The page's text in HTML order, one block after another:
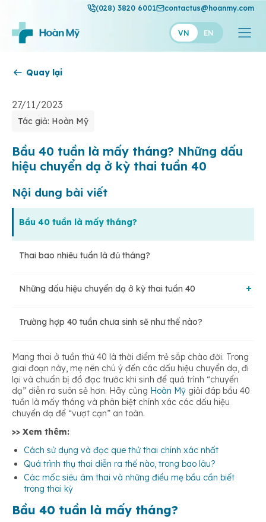
(028) 3820 6001 contactus@hoanmy.com
VN EN
Thuận Mỹ
Quay lại
27/11/2023
Tác giả: Hoàn Mỹ
Bầu 40 tuần là mấy tháng? Những dấu
hiệu chuyển dạ ở kỳ thai tuần 40
Nội dung bài viết
Bầu 40 tuần là mấy tháng?
Thai bao nhiêu tuần là đủ tháng?
Những dấu hiệu chuyển dạ ở kỳ thai tuần 40
Đau thắt lưng, chuột rút
Giãn khớp
Cơn gò tử cung
Bụng sa xuống
Tiết dịch nhầy hồng
Trường hợp 40 tuần chưa sinh sẽ như thế nào?
Mang thai ở tuần thứ 40 là thời điểm trẻ sắp chào đời. Trong
giai đoạn này, mẹ nên chú ý đến các dấu hiệu chuyển dạ, đi
lại và chuẩn bị đồ đạc trước khi sinh để quá trình “chuyển
dạ” diễn ra suôn sẻ hơn. Hãy cùng Hoàn Mỹ giải đáp bầu 40
tuần là mấy tháng và phân biệt chính xác các dấu hiệu
chuyển dạ để “vượt cạn” an toàn.
>> Xem thêm:
Cách sử dụng và đọc que thử thai chính xác nhất
Quá trình thụ thai diễn ra thế nào, trong bao lâu?
Các mốc siêu âm thai và những điều mẹ bầu cần biết
trong thai kỳ
Bầu 40 tuần là mấy tháng?